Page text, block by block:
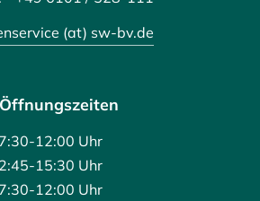
(at) sw-bv.de
Öffnungszeiten
12:00 Uhr
15:30 Uhr
12:00 Uhr